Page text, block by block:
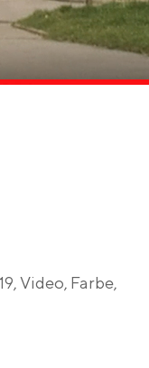
Video, Farbe,